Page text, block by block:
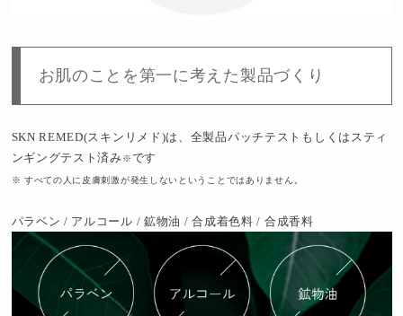
お肌のことを第一に考えた製品づくり
SKN REMED(スキンリメド)は、全製品パッチテストもしくはスティ
ンギングテスト済み※です
※ すべての人に皮膚刺激が発生しないということではありません。
パラベン / アルコール / 鉱物油 / 合成着色料 / 合成香料